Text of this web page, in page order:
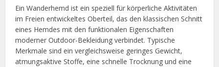
Ein Wanderhemd ist ein speziell für körperliche Aktivitäten
im Freien entwickeltes Oberteil, das den klassischen Schnitt
eines Hemdes mit den funktionalen Eigenschaften
moderner Outdoor-Bekleidung verbindet. Typische
Merkmale sind ein vergleichsweise geringes Gewicht,
atmungsaktive Stoffe, eine schnelle Trocknung und eine